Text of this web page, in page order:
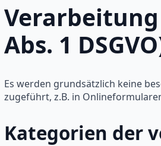
Abs. 1
Es werden grundsätzlich keine
zugeführt, z.B. in
Kategorien der